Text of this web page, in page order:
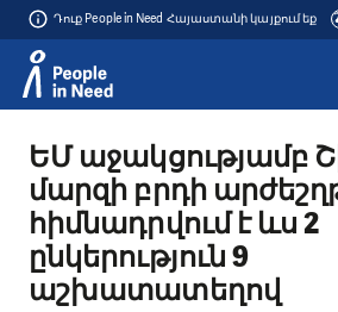
Դուք People in Need Հայաստանի կայքում եք
ԵՄ աջակցությամբ
մարզի բրդի
հիմնադրվում է ևս 2
ընկերություն 9
աշխատատեղով